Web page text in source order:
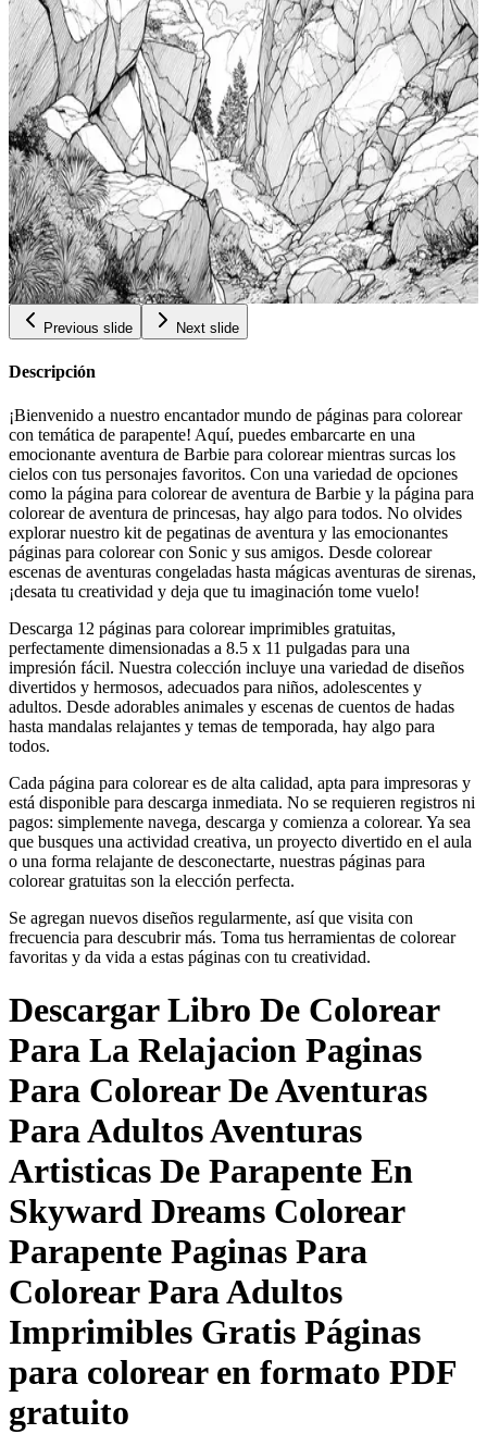
Gratuitas Para Adultos Colorear Nudibranquios
Add to wishlist
Quick view
Paginas Para Colorear Para Adultos Imprimibles
Gratis Arte Totem Vibrante Libera A Tu Artista
Interior Libro De Colorear Stress Relief Paginas De
Aventuras Para Colorear Para Mujeres Totem
Blanco De Disney Para Colorear
$ 0.99
Add to wishlist
Quick view
Paginas Artisticas De Escalada En Bloque En Rocas
Grandes Paginas Para Colorear Gratis Para
Adultos Libro De Relajacion Para Colorear Paginas
De Aventuras Para Colorear Para Adolescentes
Colorear Escalada En Bloque
$ 0.99
Previous slide Next slide
Descripción
¡Bienvenido a nuestro encantador mundo de páginas para colorear
con temática de parapente! Aquí, puedes embarcarte en una
emocionante aventura de Barbie para colorear mientras surcas los
cielos con tus personajes favoritos. Con una variedad de opciones
como la página para colorear de aventura de Barbie y la página para
colorear de aventura de princesas, hay algo para todos. No olvides
explorar nuestro kit de pegatinas de aventura y las emocionantes
páginas para colorear con Sonic y sus amigos. Desde colorear
escenas de aventuras congeladas hasta mágicas aventuras de sirenas,
¡desata tu creatividad y deja que tu imaginación tome vuelo!
Descarga 12 páginas para colorear imprimibles gratuitas,
perfectamente dimensionadas a 8.5 x 11 pulgadas para una
impresión fácil. Nuestra colección incluye una variedad de diseños
divertidos y hermosos, adecuados para niños, adolescentes y
adultos. Desde adorables animales y escenas de cuentos de hadas
hasta mandalas relajantes y temas de temporada, hay algo para
todos.
Cada página para colorear es de alta calidad, apta para impresoras y
está disponible para descarga inmediata. No se requieren registros ni
pagos: simplemente navega, descarga y comienza a colorear. Ya sea
que busques una actividad creativa, un proyecto divertido en el aula
o una forma relajante de desconectarte, nuestras páginas para
colorear gratuitas son la elección perfecta.
Se agregan nuevos diseños regularmente, así que visita con
frecuencia para descubrir más. Toma tus herramientas de colorear
favoritas y da vida a estas páginas con tu creatividad.
Descargar Libro De Colorear
Para La Relajacion Paginas
Para Colorear De Aventuras
Para Adultos Aventuras
Artisticas De Parapente En
Skyward Dreams Colorear
Parapente Paginas Para
Colorear Para Adultos
Imprimibles Gratis Páginas
para colorear en formato PDF
gratuito